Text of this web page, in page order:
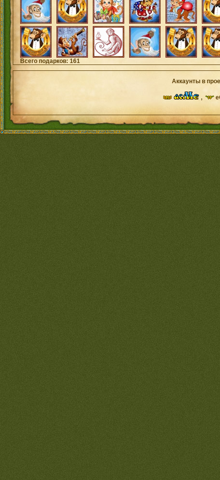
Всего подарков: 161
Аккаунты в
,